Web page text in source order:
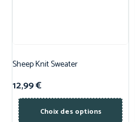
Sheep Knit Sweater
12,99€
Choix des options